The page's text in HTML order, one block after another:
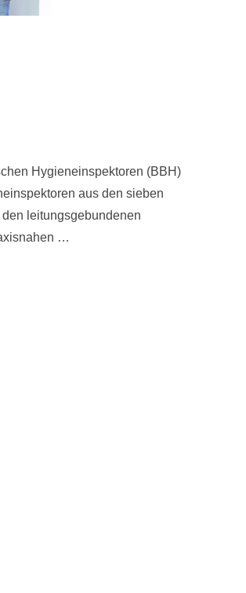
Hygieneinspektoren (BBH)
aus den sieben
leitungsgebundenen
…